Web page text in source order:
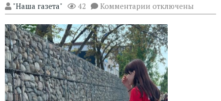
"Наша газета" 42 Комментарии к
записи
Волонтёры
из
Зверево
помогли
жителям
в
выборе
проектов
благоустройства
отключены